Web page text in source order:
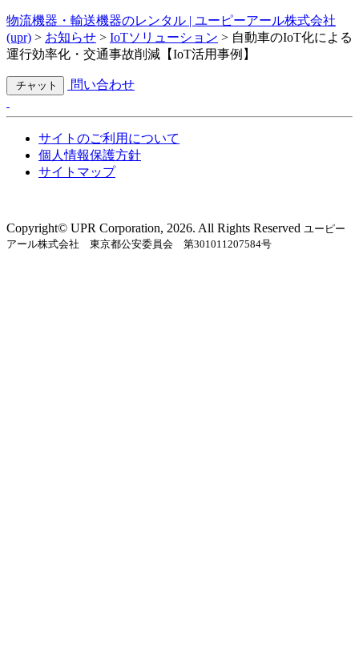
物流機器・輸送機器のレンタル | ユーピーアール株式会社
(upr) > お知らせ > IoTソリューション > 自動車のIoT化による
運行効率化・交通事故削減【IoT活用事例】
チャット 問い合わせ
サイトのご利用について
個人情報保護方針
サイトマップ
Copyright©︎ UPR Corporation, 2026. All Rights Reserved ユーピー
アール株式会社 東京都公安委員会 第301011207584号